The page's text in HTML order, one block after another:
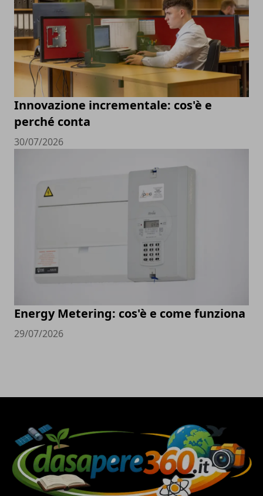
Innovazione incrementale: cos'è e
perché conta
30/07/2026
Energy Metering: cos'è e come funziona
29/07/2026